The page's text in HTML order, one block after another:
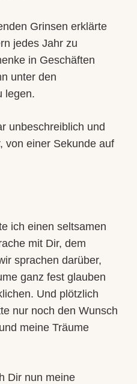
Grinsen erklärte
jedes Jahr zu
in Geschäften
unter den
legen.
unbeschreiblich und
von einer Sekunde auf
ich einen seltsamen
mit Dir, dem
sprachen darüber,
ganz fest glauben
Und plötzlich
nur noch den Wunsch
meine Träume
Dir nun meine